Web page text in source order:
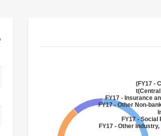
FY17 -
FY17 - Insurance
FY17 - Other Non-
FY17 - Social
FY17 - Other Industry,